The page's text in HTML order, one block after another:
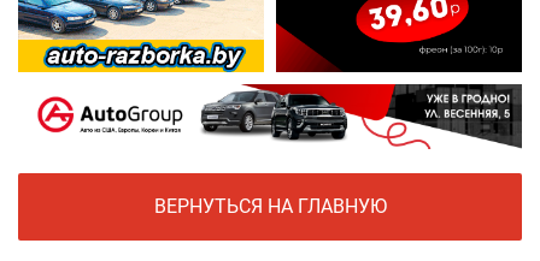
ВЕРНУТЬСЯ НА ГЛАВНУЮ